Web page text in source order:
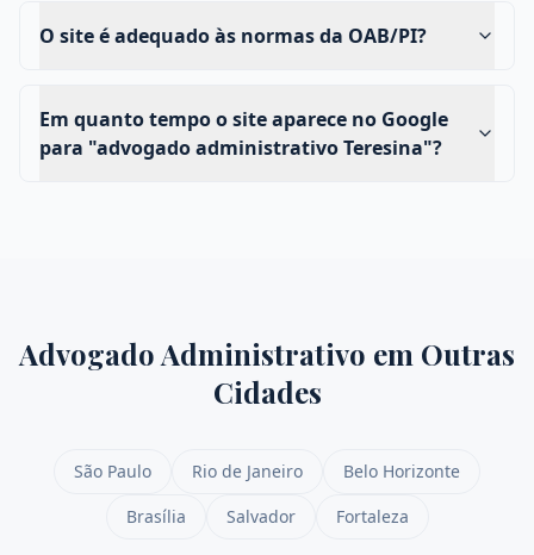
O site é adequado às normas da OAB/PI?
Em quanto tempo o site aparece no Google
para "advogado administrativo Teresina"?
Advogado Administrativo em Outras
Cidades
São Paulo Rio de Janeiro
Belo Horizonte
Brasília
Salvador Fortaleza